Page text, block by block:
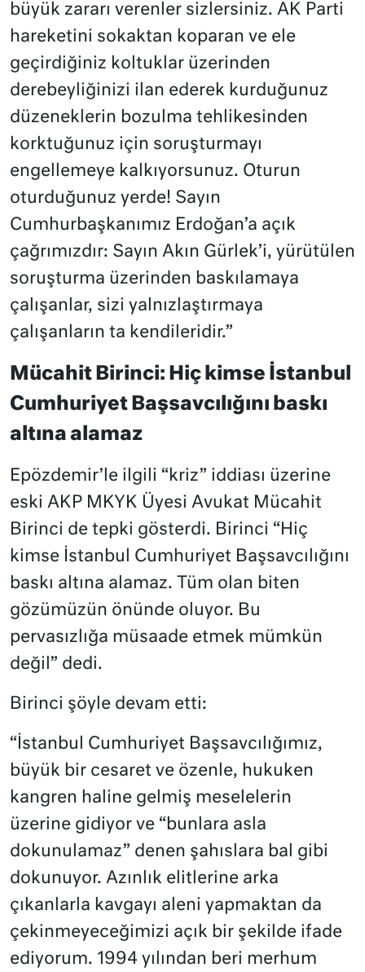
büyük zararı verenler sizlersiniz. AK Parti
hareketini sokaktan koparan ve ele
geçirdiğiniz koltuklar üzerinden
derebeyliğinizi ilan ederek kurduğunuz
düzeneklerin bozulma tehlikesinden
korktuğunuz için soruşturmayı
engellemeye kalkıyorsunuz. Oturun
oturduğunuz yerde! Sayın
Cumhurbaşkanımız Erdoğan’a açık
çağrımızdır: Sayın Akın Gürlek’i, yürütülen
soruşturma üzerinden baskılamaya
çalışanlar, sizi yalnızlaştırmaya
çalışanların ta kendileridir.”
Mücahit Birinci: Hiç kimse İstanbul
Cumhuriyet Başsavcılığını baskı
altına alamaz
Epözdemir’le ilgili “kriz” iddiası üzerine
eski AKP MKYK Üyesi Avukat Mücahit
Birinci de tepki gösterdi. Birinci “Hiç
kimse İstanbul Cumhuriyet Başsavcılığını
baskı altına alamaz. Tüm olan biten
gözümüzün önünde oluyor. Bu
pervasızlığa müsaade etmek mümkün
değil” dedi.
Birinci şöyle devam etti:
“İstanbul Cumhuriyet Başsavcılığımız,
büyük bir cesaret ve özenle, hukuken
kangren haline gelmiş meselelerin
üzerine gidiyor ve “bunlara asla
dokunulamaz” denen şahıslara bal gibi
dokunuyor. Azınlık elitlerine arka
çıkanlarla kavgayı aleni yapmaktan da
çekinmeyeceğimizi açık bir şekilde ifade
ediyorum. 1994 yılından beri merhum